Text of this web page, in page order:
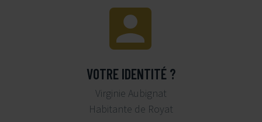


VOTRE IDENTITÉ ?
Virginie Aubignat
Habitante de Royat